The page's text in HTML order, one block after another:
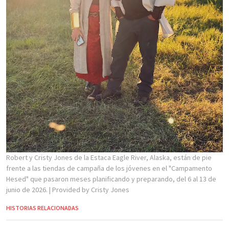
Robert y Cristy Jones de la Estaca Eagle River, Alaska, están de pie
frente a las tiendas de campaña de los jóvenes en el "Campamento
Hesed" que pasaron meses planificando y preparando, del 6 al 13 de
junio de 2026. | Provided by Cristy Jones
HISTORIAS RELACIONADAS